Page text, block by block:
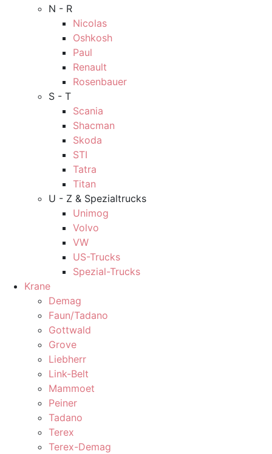
N - R
Nicolas
Oshkosh
Paul
Renault
Rosenbauer
S - T
Scania
Shacman
Skoda
STI
Tatra
Titan
U - Z & Spezialtrucks
Unimog
Volvo
VW
US-Trucks
Spezial-Trucks
Krane
Demag
Faun/Tadano
Gottwald
Grove
Liebherr
Link-Belt
Mammoet
Peiner
Tadano
Terex
Terex-Demag